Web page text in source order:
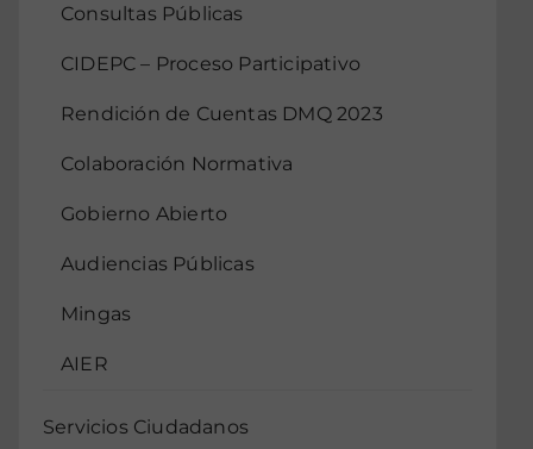
Consultas Públicas
CIDEPC – Proceso Participativo
Rendición de Cuentas DMQ 2023
Colaboración Normativa
Gobierno Abierto
Audiencias Públicas
Mingas
AIER
Servicios Ciudadanos